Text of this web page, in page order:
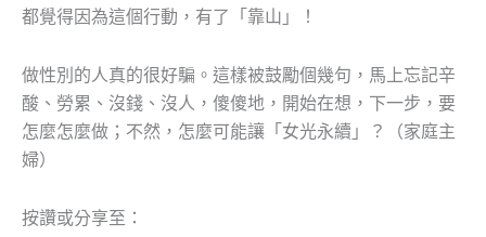
都覺得因為這個行動，有了「靠山」！
做性別的人真的很好騙。這樣被鼓勵個幾句，馬上忘記辛
酸、勞累、沒錢、沒人，傻傻地，開始在想，下一步，要
怎麼怎麼做；不然，怎麼可能讓「女光永續」？（家庭主
婦）
按讚或分享至：